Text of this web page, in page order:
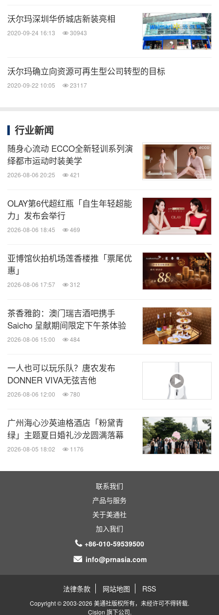
全球购京东旗舰店、山姆京东到家，为会员提供更便
捷的购买渠道。未来，山姆会员商店将继续扩大在中
庭享受山姆会员商店带来的优质生活。
图片 -https://photos.prnasia.com/prnh/20191213/26
70252-1-b?lang=1
图片 -https://photos.prnasia.com/prnh/20191213/26
70252-1-c?lang=1
消息来源：山姆会员商店
微信公众号“知消”发布全球消费品、零售、时
尚、物流行业最新动态。扫描二维码，立即
关键词：零售业
分享到：
沃尔玛深圳华侨城店新装亮相
2020-09-24 16:13 30943
沃尔玛确立向资源可再生型公司转型的目标
2020-09-22 10:05 23117
行业新闻
随身心流动 ECCO全新轻训系列演
绎都市运动时装美学
2026-08-06 20:25 421
OLAY第6代超红瓶「自生年轻超能
力」发布会举行
2026-08-06 18:45 469
亚博馆伙拍机场莲香楼推「票尾优
惠」
2026-08-06 17:57 312
茶香雅韵：澳门瑞吉酒吧携手
Saicho 呈献期间限定下午茶体验
2026-08-06 15:00 484
一人也可以玩乐队？唐农发布
DONNER VIVA无弦吉他
2026-08-06 12:00 780
广州海心沙英迪格酒店「粉黛青
绿」主题夏日婚礼沙龙圆满落幕
2026-08-05 18:02 1176
联系我们
产品与服务
关于美通社
加入我们
+86-010-59539500
info@prnasia.com
法律条款 网站地图 RSS
Copyright © 2003-2026 美通社版权所有，未经许可不得转载.
Cision 旗下公司.